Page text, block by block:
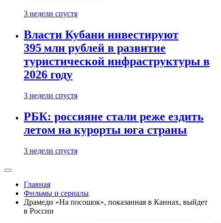
3 недели спустя
Власти Кубани инвестируют
395 млн рублей в развитие
туристической инфраструктуры в
2026 году
3 недели спустя
РБК: россияне стали реже ездить
летом на курорты юга страны
3 недели спустя
Главная
Фильмы и сериалы
Драмеди «На посошок», показанная в Каннах, выйдет
в России